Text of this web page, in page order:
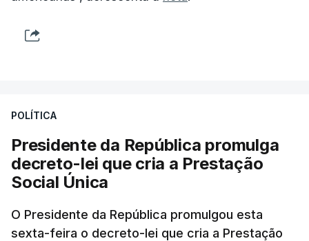
POLÍTICA
Presidente da República promulga
decreto-lei que cria a Prestação
Social Única
O Presidente da República promulgou esta
sexta-feira o decreto-lei que cria a Prestação